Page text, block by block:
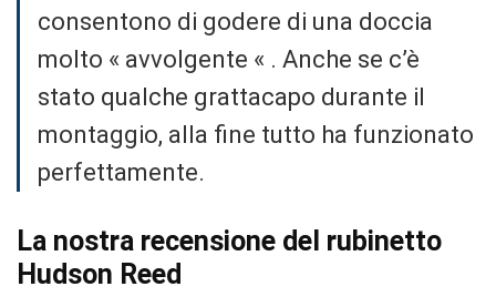
consentono di godere di una doccia
molto « avvolgente « . Anche se c’è
stato qualche grattacapo durante il
montaggio, alla fine tutto ha funzionato
perfettamente.
La nostra recensione del rubinetto
Hudson Reed